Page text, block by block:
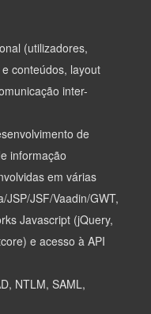
(utilizadores,
conteúdos, layout
inter-
de
informação
em várias
JSF/Vaadin/GWT,
Javascript (jQuery,
e acesso à API
NTLM, SAML,